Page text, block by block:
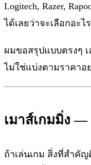
Logitech, Razer,
ได้เลยว่าจะเลือกอะไร
ผมขอสรุปแบบตรงๆ
ไม่ใช่แบ่งตามราคาอ
เมาส์เกมมิ่ง —
ถ้าเล่นเกม สิ่งที่สำคัญ